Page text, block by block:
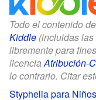
Todo el contenido
Kiddle (incluidas
libremente para
licenciaAtribución-
lo contrario. Citar
Styphelia para Niños